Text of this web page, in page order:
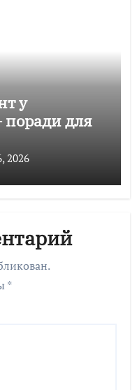
у
поради для
2026
*